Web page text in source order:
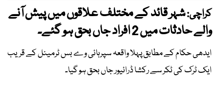
کراچی:شہر قائد کے مختلف علاقوں میں پیش آنے
والے حادثات میں 2 افراد جاں بحق ہو گئے۔
ایدھی حکام کے مطابق پہلا واقعہ سپرہائی وے بس ٹرمینل کے قریب
ایک ٹرک کی ٹکر سے رکشا ڈرائیور جاں بحق ہو گیا۔